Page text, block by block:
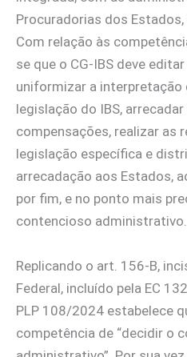
Procuradorias dos
Com relação às
se que o CG-IBS deve
uniformizar a interpretação
legislação do IBS,
compensações, realizar as
legislação específica e
arrecadação aos Estados,
por fim, e no ponto mais
contencioso administrativo.
Replicando o art. 156-B,
Federal, incluído pela EC
PLP 108/2024 estabelece
competência de “decidir o